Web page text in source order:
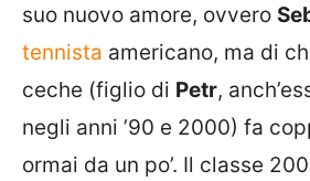
suo nuovo amore, ovvero
tennista americano, ma di
ceche (figlio di Petr,
negli anni ’90 e 2000) fa
ormai da un po’. Il classe